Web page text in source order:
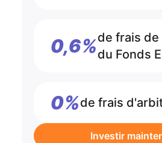
0,6%de frais
du Fonds
0%de frais
Investir